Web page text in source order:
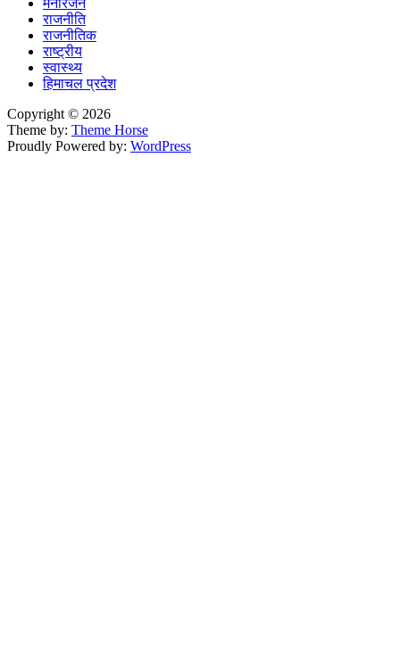
मनोरंजन
राजनीति
राजनीतिक
राष्ट्रीय
स्वास्थ्य
हिमाचल प्रदेश
Copyright © 2026
Theme by: Theme Horse
Proudly Powered by: WordPress